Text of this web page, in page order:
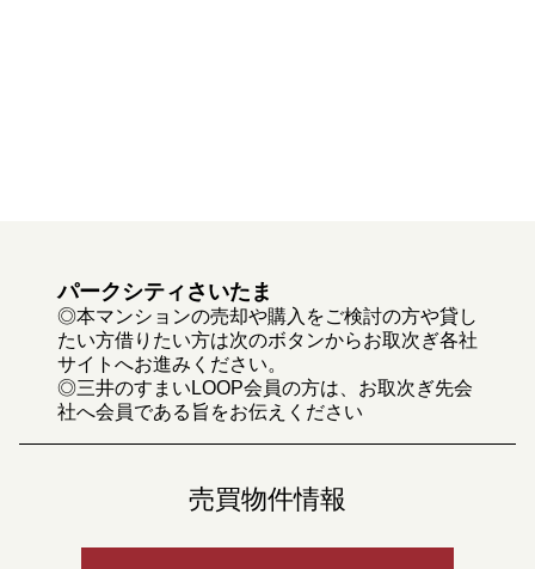
パークシティさいたま
◎本マンションの売却や購入をご検討の方や貸し
たい方借りたい方は次のボタンからお取次ぎ各社
サイトへお進みください。
◎三井のすまいLOOP会員の方は、お取次ぎ先会
社へ会員である旨をお伝えください
売買物件情報